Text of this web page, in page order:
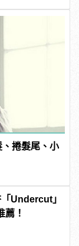
、捲髮尾、小
Undercut」
薦！